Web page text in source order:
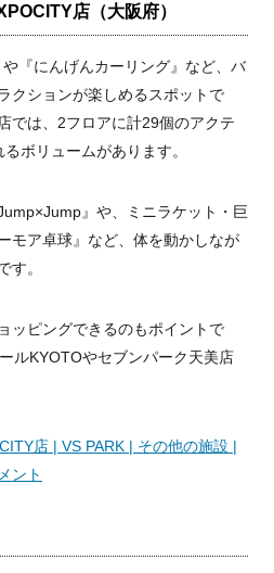
店（大阪府）
『にんげんカーリング』など、バ
クションが楽しめるスポットで
では、2フロアに計29個のアクテ
ボリュームがあります。
』や、ミニラケット・巨
モア卓球』など、体を動かしなが
す。
ッピングできるのもポイントで
ルKYOTOやセブンパーク天美店
店 | VS PARK | その他の施設 |
ント